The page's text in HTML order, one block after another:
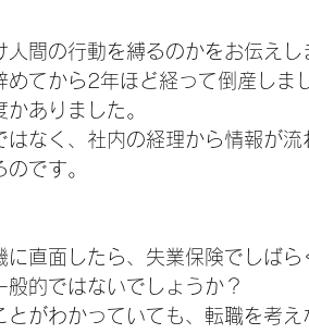
間の行動を縛るのかをお伝えし
てから2年ほど経って倒産しま
ありました。
なく、社内の経理から情報が流
です。
直面したら、失業保険でしばら
的ではないでしょうか？
がわかっていても、転職を考え